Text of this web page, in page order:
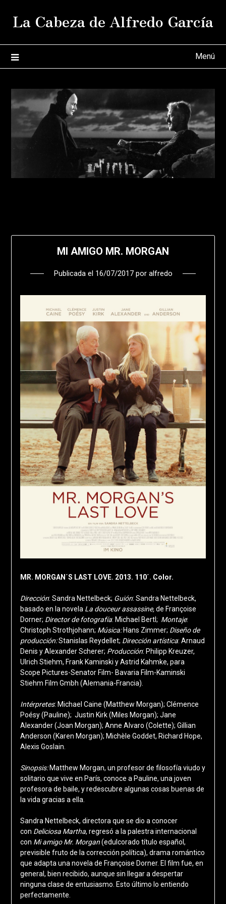
La Cabeza de Alfredo García
Menú
MI AMIGO MR. MORGAN
Publicada el 16/07/2017por alfredo
MR. MORGAN´S LAST LOVE. 2013. 110´. Color.
Dirección: Sandra Nettelbeck; Guión: Sandra Nettelbeck,
basado en la novela La douceur assassine,de Françoise
Dorner; Director de fotografía: Michael Bertl; Montaje:
Christoph Strothjohann; Música: Hans Zimmer; Diseño de
producción:Stanislas Reydellet; Dirección artística: Arnaud
Denis y Alexander Scherer; Producción: Philipp Kreuzer,
Ulrich Stiehm, Frank Kaminski y Astrid Kahmke, para
Scope Pictures-Senator Film- Bavaria Film-Kaminski
Stiehm Film Gmbh (Alemania-Francia).
Intérpretes: Michael Caine (Matthew Morgan); Clémence
Poésy (Pauline); Justin Kirk (Miles Morgan); Jane
Alexander (Joan Morgan); Anne Alvaro (Colette); Gillian
Anderson (Karen Morgan); Michèle Goddet, Richard Hope,
Alexis Goslain.
Sinopsis: Matthew Morgan, un profesor de filosofía viudo y
solitario que vive en París, conoce a Pauline, una joven
profesora de baile, y redescubre algunas cosas buenas de
la vida gracias a ella.
Sandra Nettelbeck, directora que se dio a conocer
con Deliciosa Martha, regresó a la palestra internacional
con Mi amigo Mr. Morgan(edulcorado título español,
previsible fruto de la corrección política), drama romántico
que adapta una novela de Françoise Dorner. El film fue, en
general, bien recibido, aunque sin llegar a despertar
ninguna clase de entusiasmo. Esto último lo entiendo
perfectamente.